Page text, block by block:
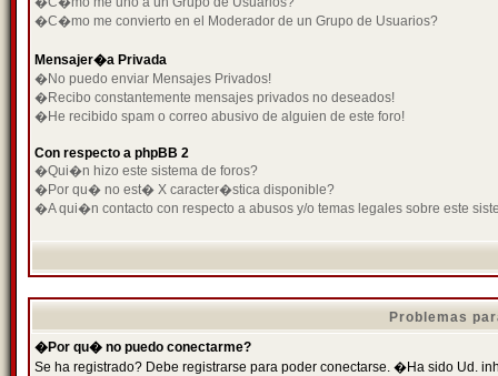
�C�mo me convierto en el Moderador de un Grupo de Usuarios?
Mensajer�a Privada
�No puedo enviar Mensajes Privados!
�Recibo constantemente mensajes privados no deseados!
�He recibido spam o correo abusivo de alguien de este foro!
Con respecto a phpBB 2
�Qui�n hizo este sistema de foros?
�Por qu� no est� X caracter�stica disponible?
�A qui�n contacto con respecto a abusos y/o temas legales sobre este
Problemas
�Por qu� no puedo conectarme?
Se ha registrado? Debe registrarse para poder conectarse. �Ha sido Ud.